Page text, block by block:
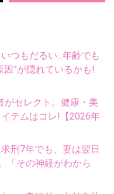
つもだるい...年齢でも
”が隠れているかも!
セレクト。健康・美
テムはコレ!【2026年
刑7年でも、妻は翌日
「その神経がわから